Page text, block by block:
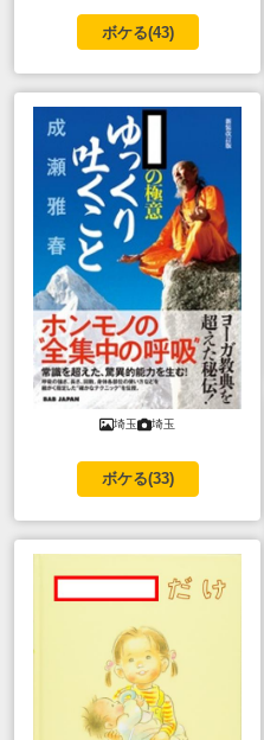
ボケる(43)
埼玉 埼玉
ボケる(33)